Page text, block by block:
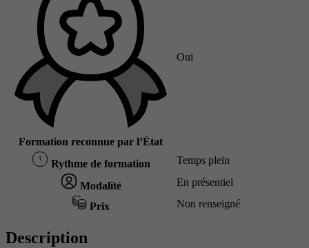
Formation reconnue par l’État
Oui
Rythme de formation Temps plein
Modalité En présentiel
Prix Non renseigné
Description